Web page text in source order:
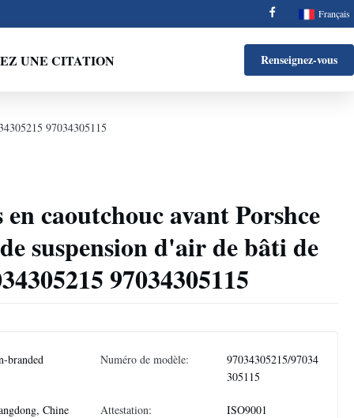
Français
UNE CITATION Renseignez-vous
97034305115
caoutchouc avant Porshce
suspension d'air de bâti de
97034305115
branded Numéro de modèle:
97034305215/97034
305115
Chine Attestation: ISO9001